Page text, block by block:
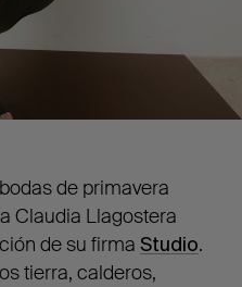
de primavera
Claudia Llagostera
de su firma Studio.
tierra, calderos,